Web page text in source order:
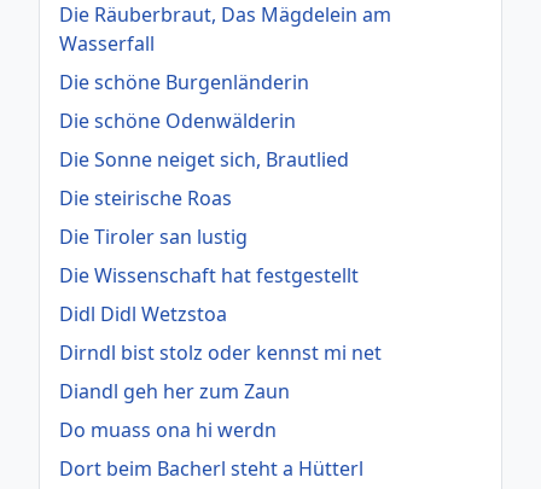
Die Räuberbraut, Das Mägdelein am
Wasserfall
Die schöne Burgenländerin
Die schöne Odenwälderin
Die Sonne neiget sich, Brautlied
Die steirische Roas
Die Tiroler san lustig
Die Wissenschaft hat festgestellt
Didl Didl Wetzstoa
Dirndl bist stolz oder kennst mi net
Diandl geh her zum Zaun
Do muass ona hi werdn
Dort beim Bacherl steht a Hütterl